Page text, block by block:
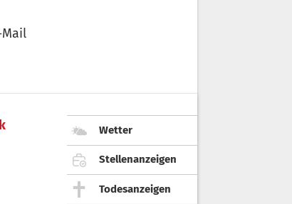
Wetter
Stellenanzeigen
Todesanzeigen